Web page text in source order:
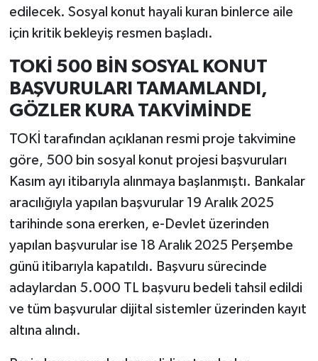
edilecek. Sosyal konut hayali kuran binlerce aile
için kritik bekleyiş resmen başladı.
TOKİ 500 BİN SOSYAL KONUT
BAŞVURULARI TAMAMLANDI,
GÖZLER KURA TAKVİMİNDE
TOKİ tarafından açıklanan resmi proje takvimine
göre, 500 bin sosyal konut projesi başvuruları
Kasım ayı itibarıyla alınmaya başlanmıştı. Bankalar
aracılığıyla yapılan başvurular 19 Aralık 2025
tarihinde sona ererken, e-Devlet üzerinden
yapılan başvurular ise 18 Aralık 2025 Perşembe
günü itibarıyla kapatıldı. Başvuru sürecinde
adaylardan 5.000 TL başvuru bedeli tahsil edildi
ve tüm başvurular dijital sistemler üzerinden kayıt
altına alındı.